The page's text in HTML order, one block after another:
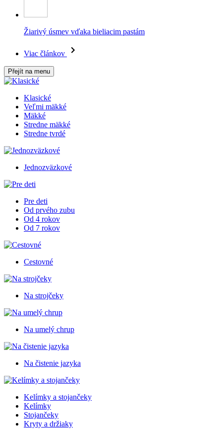
Žiarivý úsmev vďaka bieliacim pastám
Viac článkov
Přejít na menu
Klasické
Veľmi mäkké
Mäkké
Stredne mäkké
Stredne tvrdé
Jednozväzkové
Pre deti
Od prvého zubu
Od 4 rokov
Od 7 rokov
Cestovné
Na strojčeky
Na umelý chrup
Na čistenie jazyka
Kelímky a stojančeky
Kelímky
Stojančeky
Kryty a držiaky